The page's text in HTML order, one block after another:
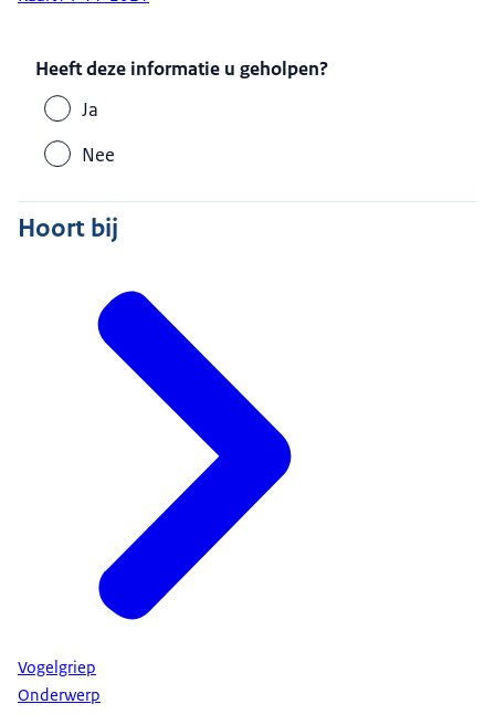
Heeft deze informatie u geholpen?
Ja
Nee
Hoort bij
Vogelgriep
Onderwerp